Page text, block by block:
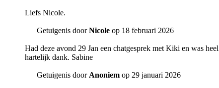
Liefs Nicole.
Getuigenis doorNicole op 18 februari 2026
Had deze avond 29 Jan een chatgesprek met Kiki en was
hartelijk dank. Sabine
Getuigenis door Anoniem op 29 januari 2026